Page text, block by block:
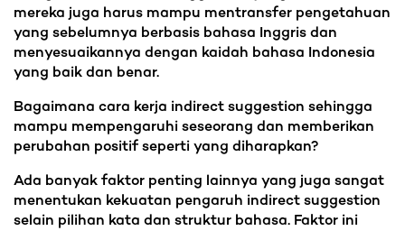
mereka juga harus mampu mentransfer pengetahuan
yang sebelumnya berbasis bahasa Inggris dan
menyesuaikannya dengan kaidah bahasa Indonesia
yang baik dan benar.
Bagaimana cara kerja indirect suggestion sehingga
mampu mempengaruhi seseorang dan memberikan
perubahan positif seperti yang diharapkan?
Ada banyak faktor penting lainnya yang juga sangat
menentukan kekuatan pengaruh indirect suggestion
selain pilihan kata dan struktur bahasa. Faktor ini